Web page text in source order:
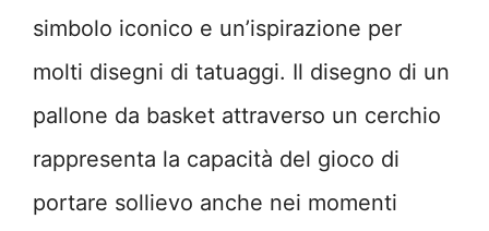
simbolo iconico e un’ispirazione per
molti disegni di tatuaggi. Il disegno di un
pallone da basket attraverso un cerchio
rappresenta la capacità del gioco di
portare sollievo anche nei momenti